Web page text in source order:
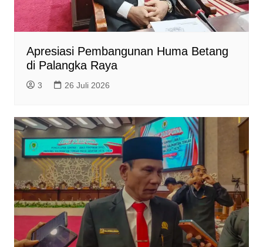
Apresiasi Pembangunan Huma Betang
di Palangka Raya
3 26 Juli 2026